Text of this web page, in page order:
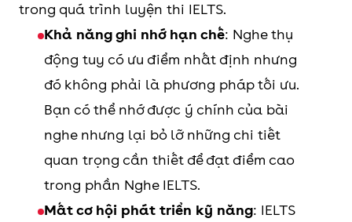
trong quá trình luyện thi IELTS.
Khả năng ghi nhớ hạn chế: Nghe thụ
động tuy có ưu điểm nhất định nhưng
đó không phải là phương pháp tối ưu.
Bạn có thể nhớ được ý chính của bài
nghe nhưng lại bỏ lỡ những chi tiết
quan trọng cần thiết để đạt điểm cao
trong phần Nghe IELTS.
Mất cơ hội phát triển kỹ năng: IELTS